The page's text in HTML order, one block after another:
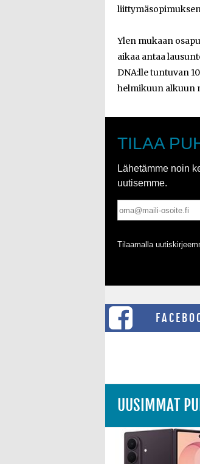
Ylen mukaan
aikaa antaa
DNA:lle tuntuvan
helmikuun alkuun
TILAA
Lähetämme noin
uutisemme.
Tilaamalla
UUSIMMAT